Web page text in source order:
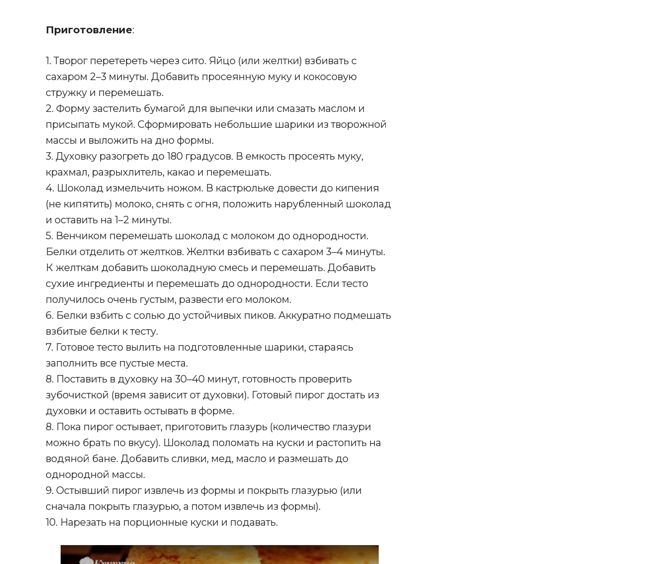
Приготовление:
1. Творог перетереть через сито. Яйцо (или желтки) взбивать с
сахаром 2–3 минуты. Добавить просеянную муку и кокосовую
стружку и перемешать.
2. Форму застелить бумагой для выпечки или смазать маслом и
присыпать мукой. Сформировать небольшие шарики из творожной
массы и выложить на дно формы.
3. Духовку разогреть до 180 градусов. В емкость просеять муку,
крахмал, разрыхлитель, какао и перемешать.
4. Шоколад измельчить ножом. В кастрюльке довести до кипения
(не кипятить) молоко, снять с огня, положить нарубленный шоколад
и оставить на 1–2 минуты.
5. Венчиком перемешать шоколад с молоком до однородности.
Белки отделить от желтков. Желтки взбивать с сахаром 3–4 минуты.
К желткам добавить шоколадную смесь и перемешать. Добавить
сухие ингредиенты и перемешать до однородности. Если тесто
получилось очень густым, развести его молоком.
6. Белки взбить с солью до устойчивых пиков. Аккуратно подмешать
взбитые белки к тесту.
7. Готовое тесто вылить на подготовленные шарики, стараясь
заполнить все пустые места.
8. Поставить в духовку на 30–40 минут, готовность проверить
зубочисткой (время зависит от духовки). Готовый пирог достать из
духовки и оставить остывать в форме.
8. Пока пирог остывает, приготовить глазурь (количество глазури
можно брать по вкусу). Шоколад поломать на куски и растопить на
водяной бане. Добавить сливки, мед, масло и размешать до
однородной массы.
9. Остывший пирог извлечь из формы и покрыть глазурью (или
сначала покрыть глазурью, а потом извлечь из формы).
10. Нарезать на порционные куски и подавать.